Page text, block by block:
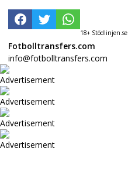
18+ Stödlinjen.se
Fotbolltransfers.com
info@fotbolltransfers.com